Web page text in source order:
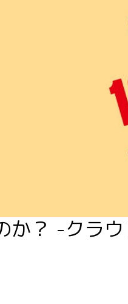
？ -クラ